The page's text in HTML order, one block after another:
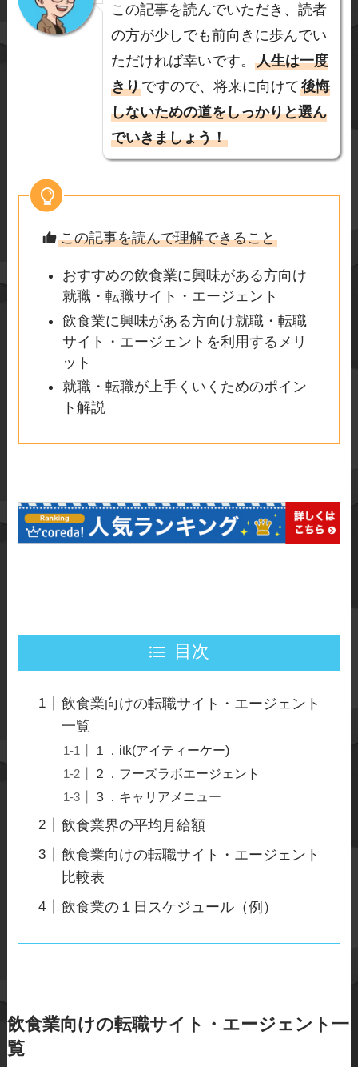
この記事を読んでいただき、読者
の方が少しでも前向きに歩んでい
ただければ幸いです。人生は一度
きりですので、将来に向けて後悔
しないための道をしっかりと選ん
でいきましょう！
この記事を読んで理解できること
おすすめの飲食業に興味がある方向け
就職・転職サイト・エージェント
飲食業に興味がある方向け就職・転職
サイト・エージェントを利用するメリ
ット
就職・転職が上手くいくためのポイン
ト解説
目次
飲食業向けの転職サイト・エージェント
一覧
１．itk(アイティーケー)
２．フーズラボエージェント
３．キャリアメニュー
飲食業界の平均月給額
飲食業向けの転職サイト・エージェント
比較表
飲食業の１日スケジュール（例）
飲食業向けの転職サイト・エージェント一
覧